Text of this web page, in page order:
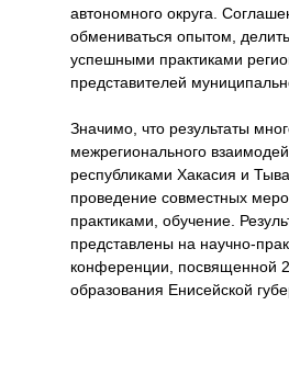
автономного округа.
обмениваться опытом,
успешными практиками
представителей
Значимо, что результаты
межрегионального
республиками Хакасия и
проведение совместных
практиками, обучение.
представлены на научно-
конференции, посвященной
образования Енисейской